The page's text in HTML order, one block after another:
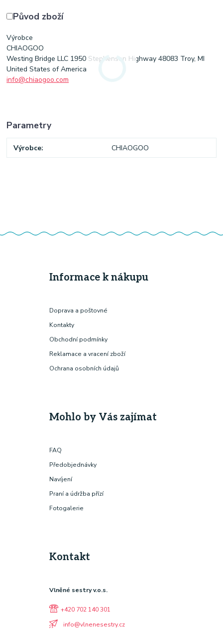
Původ zboží
Výrobce
CHIAOGOO
Westing Bridge LLC 1950 Stephenson Highway 48083 Troy, MI
United States of America
info@chiaogoo.com
Parametry
Výrobce CHIAOGOO
Informace k nákupu
Doprava a poštovné
Kontakty
Obchodní podmínky
Reklamace a vracení zboží
Ochrana osobních údajů
Mohlo by Vás zajímat
FAQ
Předobjednávky
Navíjení
Praní a údržba přízí
Fotogalerie
Kontakt
Vlněné sestry v.o.s.
+420 702 140 301
info@vlnenesestry.cz